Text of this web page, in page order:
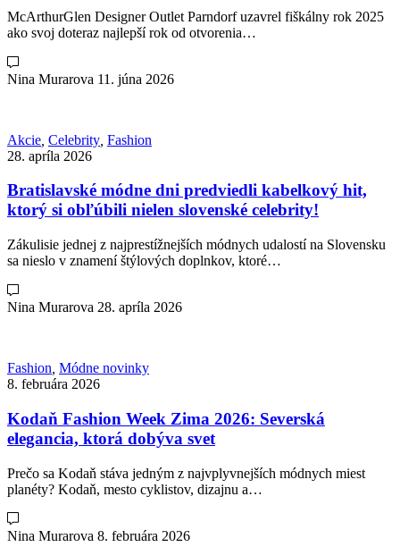
McArthurGlen Designer Outlet Parndorf uzavrel fiškálny rok 2025
ako svoj doteraz najlepší rok od otvorenia…
Nina Murarova 11. júna 2026
Akcie Celebrity Fashion
28. apríla 2026
Bratislavské módne dni predviedli kabelkový hit,
ktorý si obľúbili nielen slovenské celebrity!
Zákulisie jednej z najprestížnejších módnych udalostí na Slovensku
sa nieslo v znamení štýlových doplnkov, ktoré…
Nina Murarova 28. apríla 2026
Fashion Módne novinky
8. februára 2026
Kodaň Fashion Week Zima 2026: Severská
elegancia, ktorá dobýva svet
Prečo sa Kodaň stáva jedným z najvplyvnejších módnych miest
planéty? Kodaň, mesto cyklistov, dizajnu a…
Nina Murarova 8. februára 2026